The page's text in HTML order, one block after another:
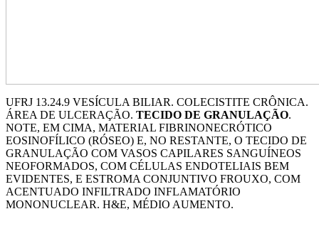
UFRJ 13.24.9 VESÍCULA BILIAR. COLECISTITE CRÔNICA.
ÁREA DE ULCERAÇÃO. TECIDO DE GRANULAÇÃO.
NOTE, EM CIMA, MATERIAL FIBRINONECRÓTICO
EOSINOFÍLICO (RÓSEO) E, NO RESTANTE, O TECIDO DE
GRANULAÇÃO COM VASOS CAPILARES SANGUÍNEOS
NEOFORMADOS, COM CÉLULAS ENDOTELIAIS BEM
EVIDENTES, E ESTROMA CONJUNTIVO FROUXO, COM
ACENTUADO INFILTRADO INFLAMATÓRIO
MONONUCLEAR. H&E, MÉDIO AUMENTO.